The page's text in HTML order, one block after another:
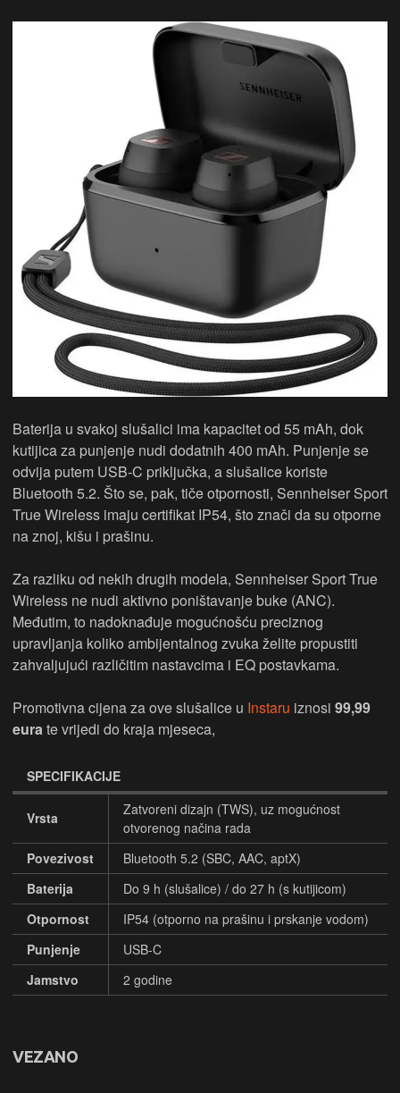
Baterija u svakoj slušalici ima kapacitet od 55 mAh, dok
kutijica za punjenje nudi dodatnih 400 mAh. Punjenje se
odvija putem USB-C priključka, a slušalice koriste
Bluetooth 5.2. Što se, pak, tiče otpornosti, Sennheiser Sport
True Wireless imaju certifikat IP54, što znači da su otporne
na znoj, kišu i prašinu.
Za razliku od nekih drugih modela, Sennheiser Sport True
Wireless ne nudi aktivno poništavanje buke (ANC).
Međutim, to nadoknađuje mogućnošću preciznog
upravljanja koliko ambijentalnog zvuka želite propustiti
zahvaljujući različitim nastavcima i EQ postavkama.
Promotivna cijena za ove slušalice u Instaru iznosi 99,99
eurate vrijedi do kraja mjeseca,
SPECIFIKACIJE
Vrsta
Zatvoreni dizajn (TWS), uz mogućnost
otvorenog načina rada
Povezivost
Bluetooth 5.2 (SBC, AAC, aptX)
Baterija
Do 9 h (slušalice) / do 27 h (s kutijicom)
Otpornost
IP54 (otporno na prašinu i prskanje vodom)
Punjenje
USB-C
Jamstvo
2 godine
VEZANO